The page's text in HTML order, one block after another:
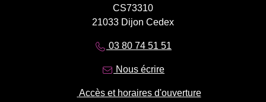
CS73310
21033 Dijon Cedex
03 80 74 51 51
Nous écrire
Accès et horaires d'ouverture